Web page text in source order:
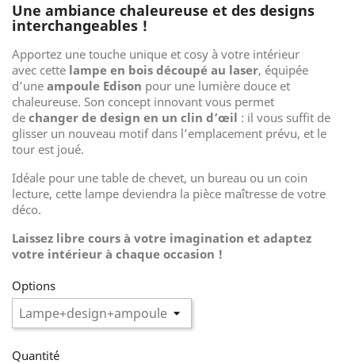
Une ambiance chaleureuse et des designs
interchangeables !
Apportez une touche unique et cosy à votre intérieur
avec cette lampe en bois découpé au laser, équipée
d’une ampoule Edison pour une lumière douce et
chaleureuse. Son concept innovant vous permet
de changer de design en un clin d’œil : il vous suffit de
glisser un nouveau motif dans l’emplacement prévu, et le
tour est joué.
Idéale pour une table de chevet, un bureau ou un coin
lecture, cette lampe deviendra la pièce maîtresse de votre
déco.
Laissez libre cours à votre imagination et adaptez
votre intérieur à chaque occasion !
Options
Quantité